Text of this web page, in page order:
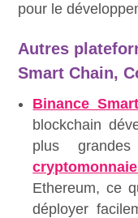
pour le
Autres
Smart Chain,
Binance
blockchain
plus
Ethereum, ce
déployer